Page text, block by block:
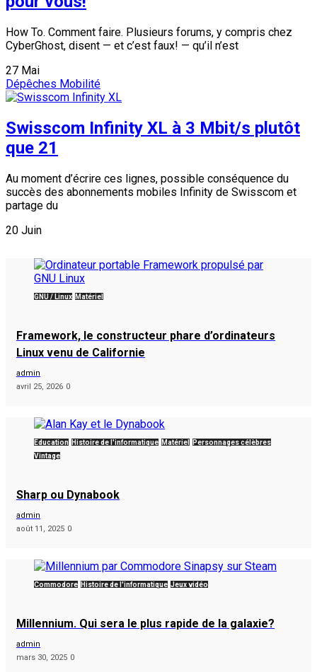
How To. Comment faire. Plusieurs forums, y compris chez
CyberGhost, disent — et c’est faux! — qu’il n’est
27 Mai
Dépêches Mobilité
Swisscom Infinity XL à 3 Mbit/s plutôt
que 21
Au moment d’écrire ces lignes, possible conséquence du
succès des abonnements mobiles Infinity de Swisscom et
partage du
20 Juin
GNU / Linux Matériel
Framework, le constructeur phare d’ordinateurs
Linux venu de Californie
admin
avril 25, 2026 0
Éducation Histoire de l'informatique Matériel
Personnages célèbres
Vintage
Sharp ou Dynabook
admin
août 11, 2025 0
Commodore Histoire de l'informatique Jeux vidéo
Millennium. Qui sera le plus rapide de la galaxie?
admin
mars 30, 2025 0